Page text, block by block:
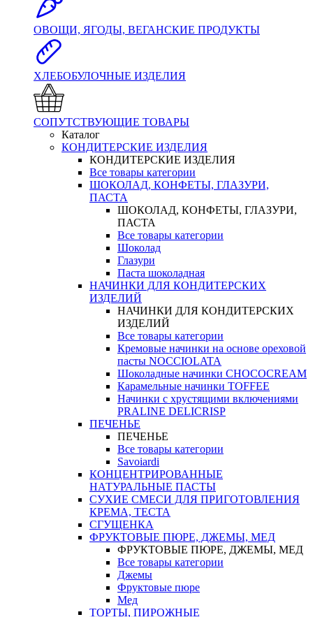
ОВОЩИ, ЯГОДЫ, ВЕГАНСКИЕ ПРОДУКТЫ
ХЛЕБОБУЛОЧНЫЕ ИЗДЕЛИЯ
СОПУТСТВУЮЩИЕ ТОВАРЫ
Каталог
КОНДИТЕРСКИЕ ИЗДЕЛИЯ
КОНДИТЕРСКИЕ ИЗДЕЛИЯ
Все товары категории
ШОКОЛАД, КОНФЕТЫ, ГЛАЗУРИ,
ПАСТА
ШОКОЛАД, КОНФЕТЫ, ГЛАЗУРИ,
ПАСТА
Все товары категории
Шоколад
Глазури
Паста шоколадная
НАЧИНКИ ДЛЯ КОНДИТЕРСКИХ
ИЗДЕЛИЙ
НАЧИНКИ ДЛЯ КОНДИТЕРСКИХ
ИЗДЕЛИЙ
Все товары категории
Кремовые начинки на основе ореховой
пасты NOCCIOLATA
Шоколадные начинки CHOCOCREAM
Карамельные начинки TOFFEE
Начинки с хрустящими включениями
PRALINE DELICRISP
ПЕЧЕНЬЕ
ПЕЧЕНЬЕ
Все товары категории
Savoiardi
КОНЦЕНТРИРОВАННЫЕ
НАТУРАЛЬНЫЕ ПАСТЫ
СУХИЕ СМЕСИ ДЛЯ ПРИГОТОВЛЕНИЯ
КРЕМА, ТЕСТА
СГУЩЕНКА
ФРУКТОВЫЕ ПЮРЕ, ДЖЕМЫ, МЕД
ФРУКТОВЫЕ ПЮРЕ, ДЖЕМЫ, МЕД
Все товары категории
Джемы
Фруктовые пюре
Мед
ТОРТЫ, ПИРОЖНЫЕ